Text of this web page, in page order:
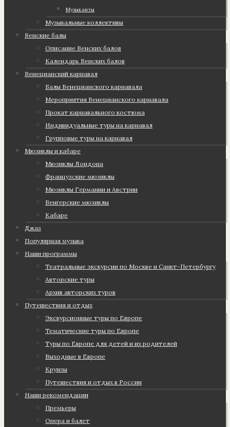
Музыканты
Музыкальные коллективы
Венские балы
Описание Венских балов
Календарь Венских балов
Венецианский карнавал
Балы Венецианского карнавала
Мероприятия Венецианского карнавала
Прокат карнавального костюма
Индивидуальные туры на карнавал
Групповые туры на карнавал
Мюзиклы и кабаре
Мюзиклы Лондона
Французские мюзиклы
Мюзиклы Германии и Австрии
Венгерские мюзиклы
Кабаре
Джаз
Популярная музыка
Наши программы
Театральные экскурсии по Москве и Санкт-Петербургу
Авторские туры
Архив авторских туров
Путешествия и отдых
Экскурсионные туры по Европе
Тематические туры по Европе
Туры по Европе для детей и их родителей
Выходные в Европе
Круизы
Путешествия и отдых в России
Наши рекомендации
Премьеры
Опера и балет